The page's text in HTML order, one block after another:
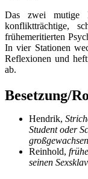
Das zwei mutige
konfliktträchtige,
frühemeritierten
In vier Stationen
Reflexionen und
ab.
Besetzung/
Hendrik,
Student oder
Reinhold,
seinen